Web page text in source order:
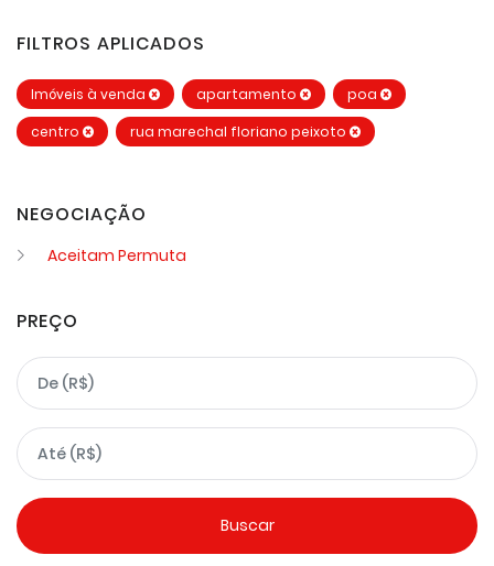
FILTROS APLICADOS
Imóveis à venda apartamento
poa
centro
rua marechal floriano peixoto
NEGOCIAÇÃO
Aceitam Permuta
PREÇO